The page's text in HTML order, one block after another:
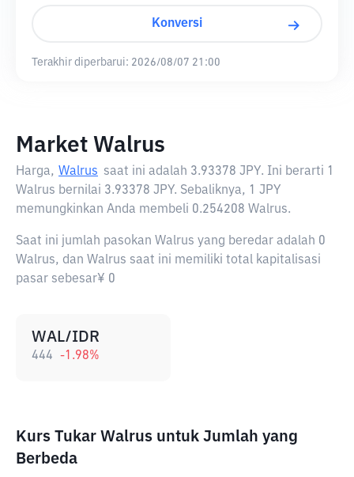
Konversi
Terakhir diperbarui: 2026/08/07 21:00
Market Walrus
Harga, Walrus saat ini adalah 3.93378 JPY. Ini berarti 1
Walrus bernilai 3.93378 JPY. Sebaliknya, 1 JPY
memungkinkan Anda membeli 0.254208 Walrus.
Saat ini jumlah pasokan Walrus yang beredar adalah 0
Walrus, dan Walrus saat ini memiliki total kapitalisasi
pasar sebesar¥ 0
WAL/IDR
444 -1.98%
Kurs Tukar Walrus untuk Jumlah yang
Berbeda